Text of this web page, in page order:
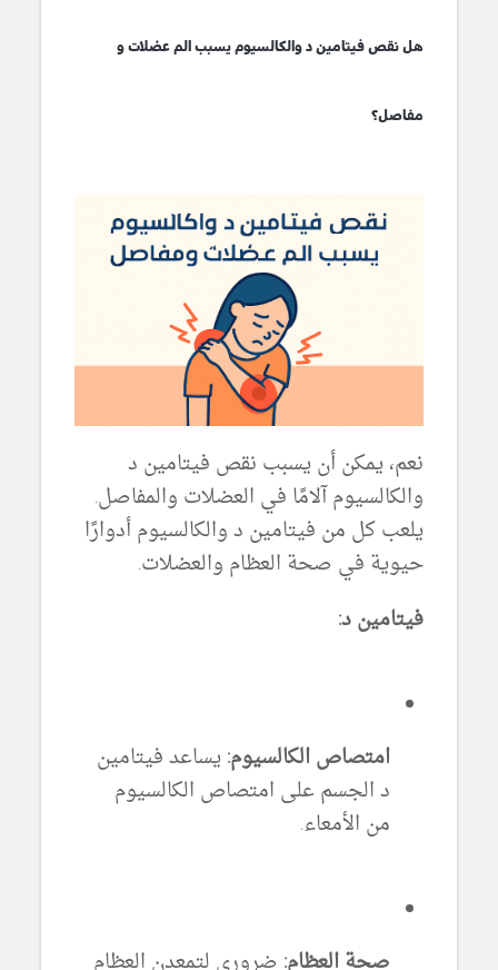
هل نقص فيتامين د والكالسيوم يسبب الم عضلات و
مفاصل؟
نعم، يمكن أن يسبب نقص فيتامين د
والكالسيوم آلامًا في العضلات والمفاصل.
يلعب كل من فيتامين د والكالسيوم أدوارًا
حيوية في صحة العظام والعضلات.
فيتامين د:
امتصاص الكالسيوم:يساعد فيتامين
د الجسم على امتصاص الكالسيوم
من الأمعاء.